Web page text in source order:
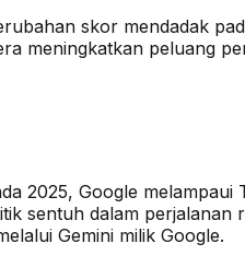
skor mendadak
meningkatkan peluang
2025, Google
sentuh dalam perjalanan
Gemini milik Google.